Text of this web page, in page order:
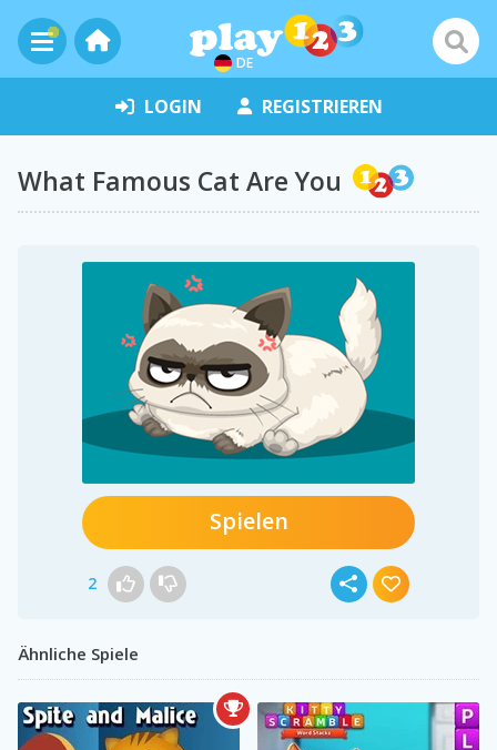
DE
LOGIN REGISTRIEREN
What Famous Cat Are You
Spielen
2
Ähnliche Spiele